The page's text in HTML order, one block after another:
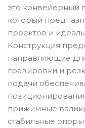
это конвейерный
который
проектов и
Конструкция
направляющие
гравировки и
подачи
прижимные
стабильные